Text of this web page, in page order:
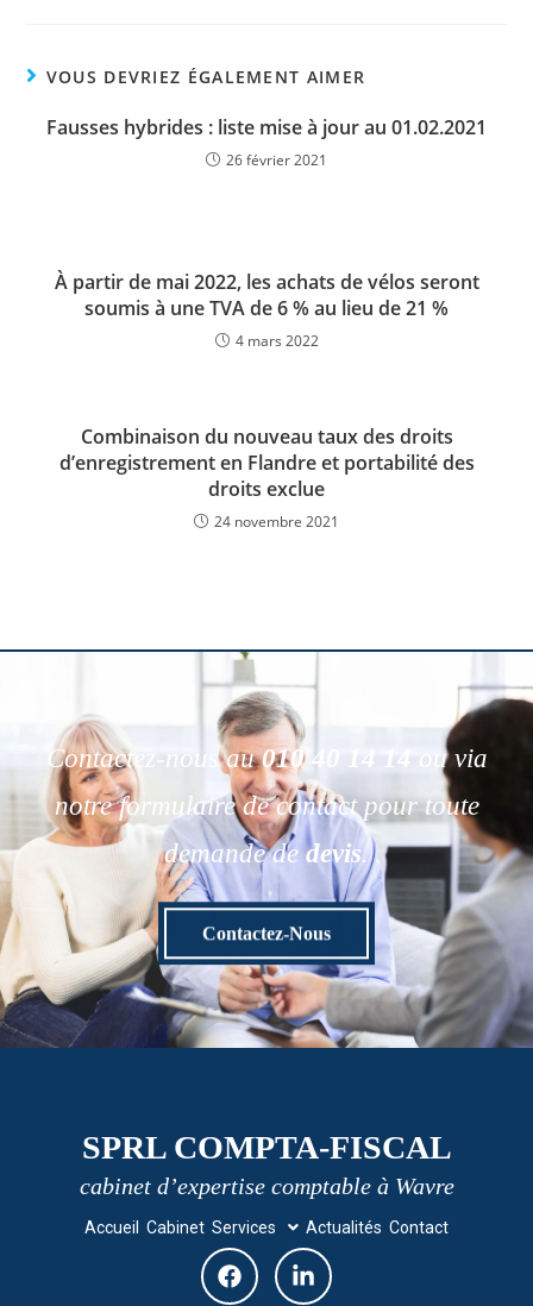
VOUS DEVRIEZ ÉGALEMENT AIMER
Fausses hybrides : liste mise à jour au 01.02.2021
26 février 2021
À partir de mai 2022, les achats de vélos seront
soumis à une TVA de 6 % au lieu de 21 %
4 mars 2022
Combinaison du nouveau taux des droits
d’enregistrement en Flandre et portabilité des
droits exclue
24 novembre 2021
Contactez-nous au010 40 14 14
ou via
notre formulaire de contact pour toute
demande de devis.
Contactez-Nous
SPRL COMPTA-FISCAL
cabinet d’expertise comptable à Wavre
Accueil Cabinet Services Actualités Contact